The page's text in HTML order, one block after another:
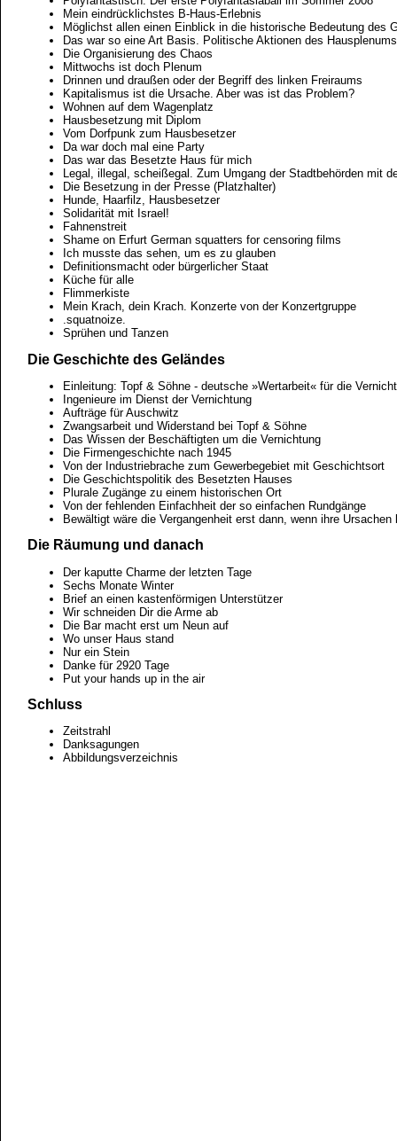
Mein eindrücklichstes B-Haus-Erlebnis
Möglichst allen einen Einblick in die historische Bedeutung des
Das war so eine Art Basis. Politische Aktionen des Hausplenums
Die Organisierung des Chaos
Mittwochs ist doch Plenum
Drinnen und draußen oder der Begriff des linken Freiraums
Kapitalismus ist die Ursache. Aber was ist das Problem?
Wohnen auf dem Wagenplatz
Hausbesetzung mit Diplom
Vom Dorfpunk zum Hausbesetzer
Da war doch mal eine Party
Das war das Besetzte Haus für mich
Legal, illegal, scheißegal. Zum Umgang der Stadtbehörden mit
Die Besetzung in der Presse (Platzhalter)
Hunde, Haarfilz, Hausbesetzer
Solidarität mit Israel!
Fahnenstreit
Shame on Erfurt German squatters for censoring films
Ich musste das sehen, um es zu glauben
Definitionsmacht oder bürgerlicher Staat
Küche für alle
Flimmerkiste
Mein Krach, dein Krach. Konzerte von der Konzertgruppe
.squatnoize.
Sprühen und Tanzen
Die Geschichte des Geländes
Einleitung: Topf & Söhne - deutsche »Wertarbeit« für die
Ingenieure im Dienst der Vernichtung
Aufträge für Auschwitz
Zwangsarbeit und Widerstand bei Topf & Söhne
Das Wissen der Beschäftigten um die Vernichtung
Die Firmengeschichte nach 1945
Von der Industriebrache zum Gewerbegebiet mit Geschichtsort
Die Geschichtspolitik des Besetzten Hauses
Plurale Zugänge zu einem historischen Ort
Von der fehlenden Einfachheit der so einfachen Rundgänge
Bewältigt wäre die Vergangenheit erst dann, wenn ihre
Die Räumung und danach
Der kaputte Charme der letzten Tage
Sechs Monate Winter
Brief an einen kastenförmigen Unterstützer
Wir schneiden Dir die Arme ab
Die Bar macht erst um Neun auf
Wo unser Haus stand
Nur ein Stein
Danke für 2920 Tage
Put your hands up in the air
Schluss
Zeitstrahl
Danksagungen
Abbildungsverzeichnis